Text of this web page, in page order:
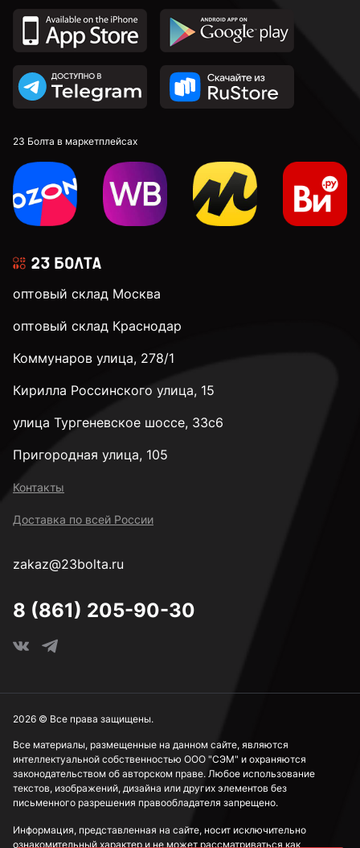
23 Болта в маркетплейсах
оптовый склад Москва
оптовый склад Краснодар
Коммунаров улица, 278/1
Кирилла Россинского улица, 15
улица Тургеневское шоссе, 33с6
Пригородная улица, 105
Контакты
Доставка по всей России
zakaz@23bolta.ru
8 (861) 205-90-30
Все материалы, размещенные на данном сайте, являются
интеллектуальной собственностью ООО "СЭМ" и охраняются
законодательством об авторском праве. Любое использование
текстов, изображений, дизайна или других элементов без
письменного разрешения правообладателя запрещено.
Информация, представленная на сайте, носит исключительно
ознакомительный характер и не может рассматриваться как
2026 © Все права защищены.